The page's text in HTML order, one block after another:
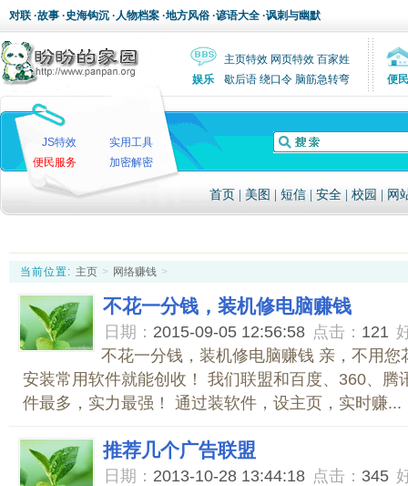
对联 ·故事 ·史海钩沉 ·人物档案 ·地方风俗 ·谚语大全 ·讽刺与幽默
主页特效 网页特效 百家姓
娱乐
歇后语 绕口令 脑筋急转弯 便民
JS特效
实用工具
便民服务
加密解密
首页 美图 短信 安全 校园 网
当前位置: 主页 > 网络赚钱 >
不花一分钱，装机修电脑赚钱
日期： 2015-09-05 12:56:58 点击： 121
不花一分钱，装机修电脑赚钱 亲，不用您
安装常用软件就能创收！ 我们联盟和百度、360、腾
件最多，实力最强！ 通过装软件，设主页，实时赚...
推荐几个广告联盟
日期： 2013-10-28 13:44:18 点击： 345